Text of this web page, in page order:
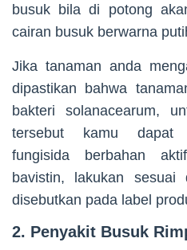
busuk bila di potong
cairan busuk berwarna
Jika tanaman anda
dipastikan bahwa
bakteri solanacearum,
tersebut kamu dapat
fungisida berbahan
bavistin, lakukan
disebutkan pada label
2. Penyakit Busuk